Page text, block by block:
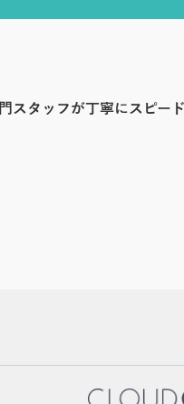
タッフが丁寧にスピード